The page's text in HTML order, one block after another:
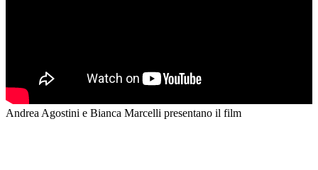
Andrea Agostini e Bianca Marcelli presentano il film